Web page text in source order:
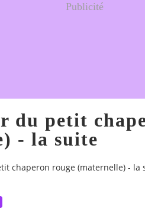
Publicité
du petit
- la suite
chaperon rouge (maternelle) - la